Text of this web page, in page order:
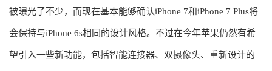
被曝光了不少，而现在基本能够确认iPhone 7和iPhone 7 Plus将
会保持与iPhone 6s相同的设计风格。不过在今年苹果仍然有希
望引入一些新功能，包括智能连接器、双摄像头、重新设计的